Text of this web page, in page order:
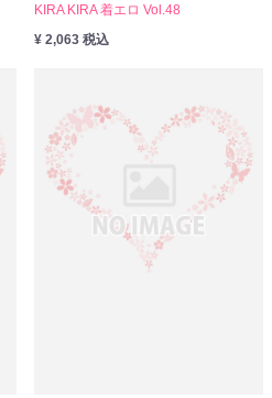
KIRA KIRA 着エロ Vol.48
¥ 2,063 税込